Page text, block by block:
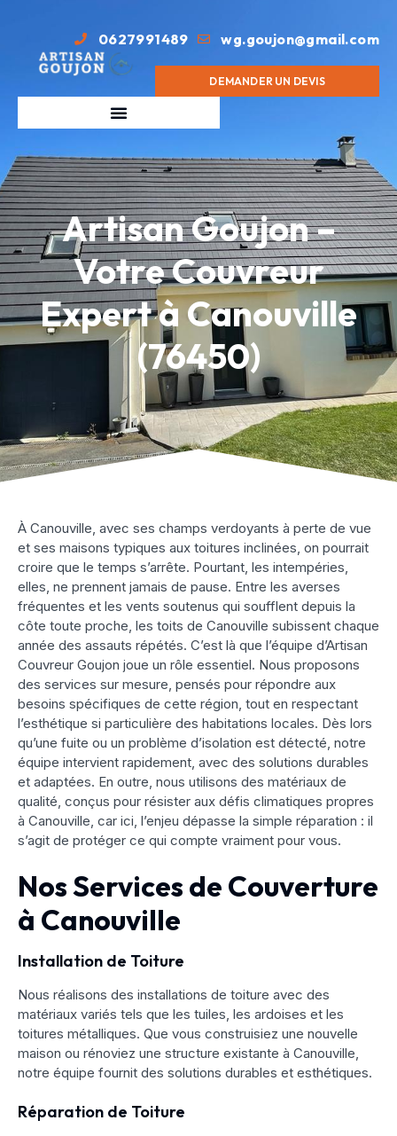
0627991489 wg.goujon@gmail.com
DEMANDER UN DEVIS
Artisan Goujon –
Votre Couvreur
Expert à Canouville
(76450)
À Canouville, avec ses champs verdoyants à perte de vue
et ses maisons typiques aux toitures inclinées, on pourrait
croire que le temps s’arrête. Pourtant, les intempéries,
elles, ne prennent jamais de pause. Entre les averses
fréquentes et les vents soutenus qui soufflent depuis la
côte toute proche, les toits de Canouville subissent chaque
année des assauts répétés. C’est là que l’équipe d’Artisan
Couvreur Goujon joue un rôle essentiel. Nous proposons
des services sur mesure, pensés pour répondre aux
besoins spécifiques de cette région, tout en respectant
l’esthétique si particulière des habitations locales. Dès lors
qu’une fuite ou un problème d’isolation est détecté, notre
équipe intervient rapidement, avec des solutions durables
et adaptées. En outre, nous utilisons des matériaux de
qualité, conçus pour résister aux défis climatiques propres
à Canouville, car ici, l’enjeu dépasse la simple réparation : il
s’agit de protéger ce qui compte vraiment pour vous.
Nos Services de Couverture
à Canouville
Installation de Toiture
Nous réalisons des installations de toiture avec des
matériaux variés tels que les tuiles, les ardoises et les
toitures métalliques. Que vous construisiez une nouvelle
maison ou rénoviez une structure existante à Canouville,
notre équipe fournit des solutions durables et esthétiques.
Réparation de Toiture